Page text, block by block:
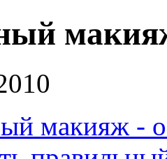
макияж -